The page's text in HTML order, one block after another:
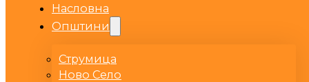
Насловна
Општини
Струмица
Ново Село